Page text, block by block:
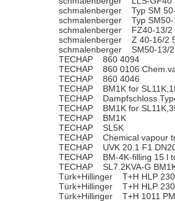
schmalenberger Typ SM
schmalenberger Typ SM50-
schmalenberger FZ40-13/2
schmalenberger Z 40-16/2
schmalenberger SM50-13/2
TECHAP 860 4094
TECHAP 860 0106
TECHAP 860 4046
TECHAP BM1K for
TECHAP Dampfschloss
TECHAP BM1K for
TECHAP BM1K
TECHAP SL5K
TECHAP Chemical vapour
TECHAP UVK 20.1 F1
TECHAP BM-4K-filling 15 l
TECHAP SL7.2KVA-G
Türk+Hillinger T+H HLP
Türk+Hillinger T+H HLP
Türk+Hillinger T+H 1011